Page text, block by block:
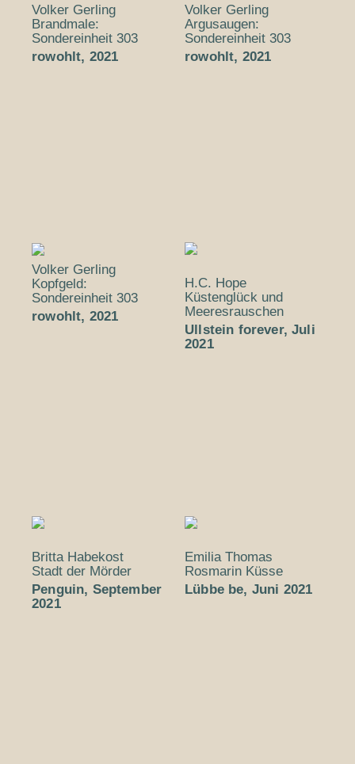
Volker Gerling
Brandmale:
Sondereinheit 303
rowohlt, 2021
Volker Gerling
Argusaugen:
Sondereinheit 303
rowohlt, 2021
Volker Gerling
Kopfgeld:
Sondereinheit 303
rowohlt, 2021
H.C. Hope
Küstenglück und
Meeresrauschen
Ullstein forever, Juli
2021
Britta Habekost
Stadt der Mörder
Penguin, September
2021
Emilia Thomas
Rosmarin Küsse
Lübbe be, Juni 2021